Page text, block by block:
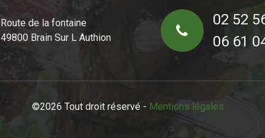
Route de la fontaine
49800 Brain Sur L Authion
02 52
06 61
©2026 Tout droit réservé - Mentions légales